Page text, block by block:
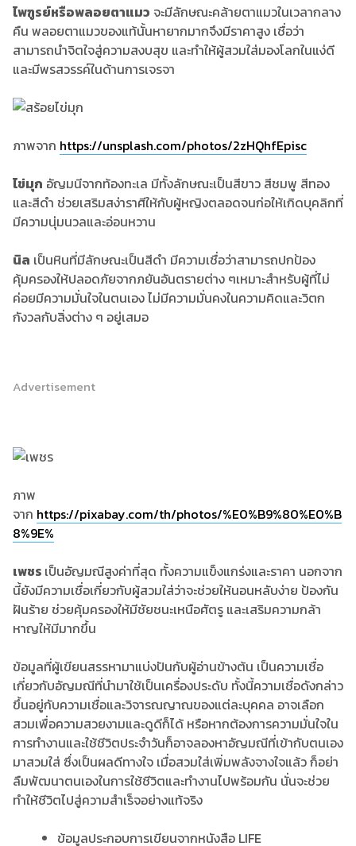
ไพฑูรย์หรือพลอยตาแมว จะมีลักษณะคล้ายตาแมวในเวลากลาง
คืน พลอยตาแมวของแท้นั้นหายากมากจึงมีราคาสูง เชื่อว่า
สามารถนำจิตใจสู่ความสงบสุข และทำให้ผู้สวมใส่มองโลกในแง่ดี
และมีพรสวรรค์ในด้านการเจรจา
ภาพจาก https://unsplash.com/photos/2zHQhfEpisc
ไข่มุก อัญมนีจากท้องทะเล มีทั้งลักษณะเป็นสีขาว สีชมพู สีทอง
และสีดำ ช่วยเสริมสง่าราศีให้กับผู้หญิงตลอดจนก่อให้เกิดบุคลิกที่
มีความนุ่มนวลและอ่อนหวาน
นิล เป็นหินที่มีลักษณะเป็นสีดำ มีความเชื่อว่าสามารถปกป้อง
คุ้มครองให้ปลอดภัยจากภยันอันตรายต่าง ๆเหมาะสำหรับผู้ที่ไม่
ค่อยมีความมั่นใจในตนเอง ไม่มีความมั่นคงในความคิดและวิตก
กังวลกับสิ่งต่าง ๆ อยู่เสมอ
Advertisement
ภาพ
จาก https://pixabay.com/th/photos/%E0%B9%80%E0%B
8%9E%
เพชร เป็นอัญมณีสูงค่าที่สุด ทั้งความแข็งแกร่งและราคา นอกจาก
นี้ยังมีความเชื่อเกี่ยวกับผู้สวมใส่ว่าจะช่วยให้นอนหลับง่าย ป้องกัน
ฝันร้าย ช่วยคุ้มครองให้มีชัยชนะเหนือศัตรู และเสริมความกล้า
หาญให้มีมากขึ้น
ข้อมูลที่ผู้เขียนสรรหามาแบ่งปันกับผู้อ่านข้างต้น เป็นความเชื่อ
เกี่ยวกับอัญมณีที่นำมาใช้เป็นเครื่องประดับ ทั้งนี้ความเชื่อดังกล่าว
ขึ้นอยู่กับความเชื่อและวิจารณญาณของแต่ละบุคคล อาจเลือก
สวมเพื่อความสวยงามและดูดีก็ได้ หรือหากต้องการความมั่นใจใน
การทำงานและใช้ชีวิตประจำวันก็อาจลองหาอัญมณีที่เข้ากับตนเอง
มาสวมใส่ ซึ่งเป็นผลดีทางใจ เมื่อสวมใส่เพิ่มพลังจางใจแล้ว ก็อย่า
ลืมพัฒนาตนเองในการใช้ชีวิตและทำงานไปพร้อมกัน นั่นจะช่วย
ทำให้ชีวิตไปสู่ความสำเร็จอย่างแท้จริง
ข้อมูลประกอบการเขียนจากหนังสือ LIFE